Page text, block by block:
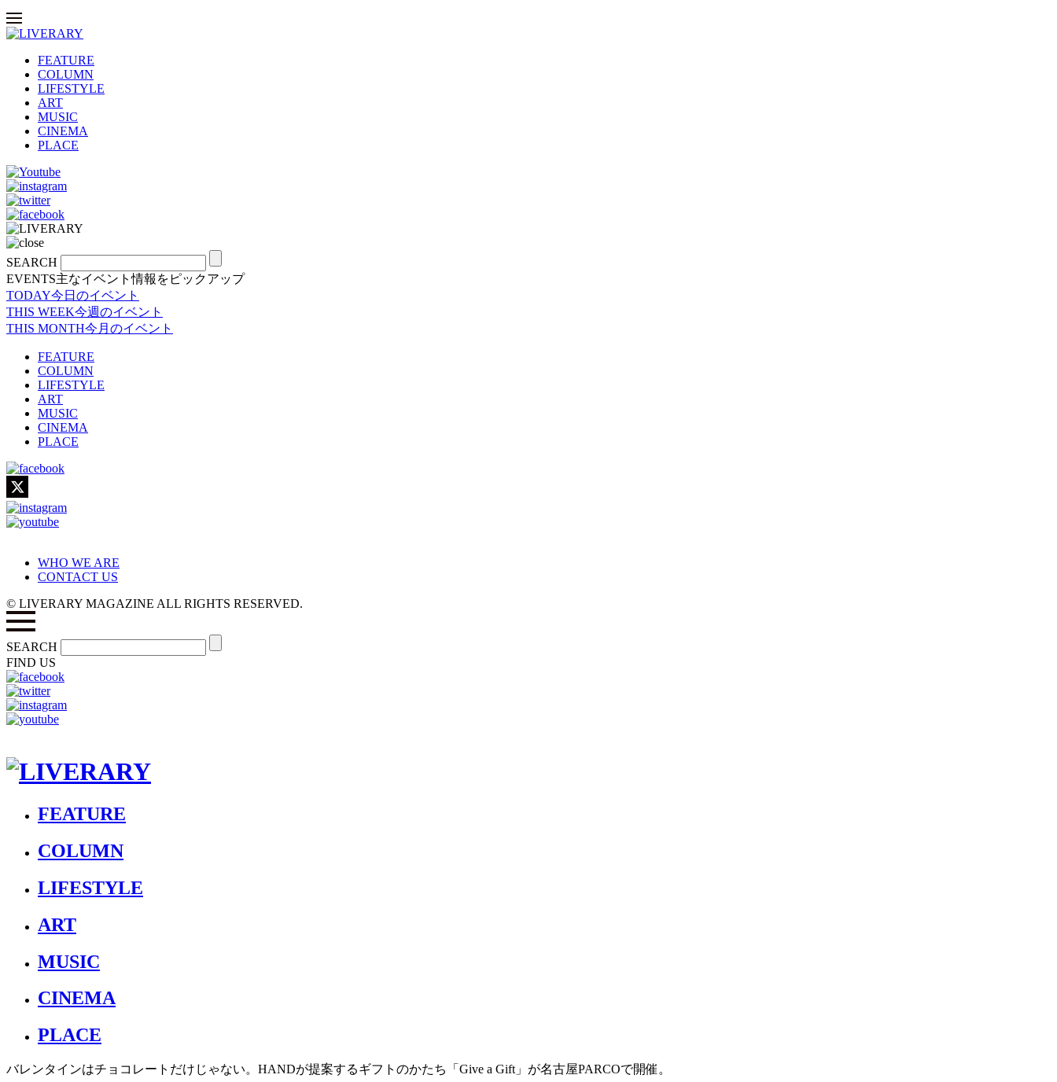
FEATURE
COLUMN
LIFESTYLE
ART
MUSIC
CINEMA
PLACE
SEARCH
EVENTS主なイベント情報をピックアップ
TODAY今日のイベント
THIS WEEK今週のイベント
THIS MONTH今月のイベント
FEATURE
COLUMN
LIFESTYLE
ART
MUSIC
CINEMA
PLACE
WHO WE ARE
CONTACT US
© LIVERARY MAGAZINE ALL RIGHTS RESERVED.
SEARCH
FIND US
FEATURE
COLUMN
LIFESTYLE
ART
MUSIC
CINEMA
PLACE
バレンタインはチョコレートだけじゃない。HANDが提案するギフトのかたち「Give a Gift」が名古屋PARCOで開催。